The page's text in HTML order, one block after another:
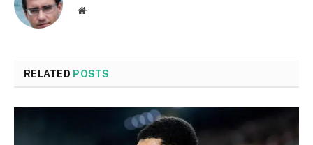
Website
RELATED POSTS